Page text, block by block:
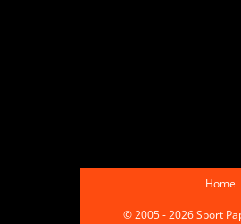
Home
© 2005 - 2026 Sport